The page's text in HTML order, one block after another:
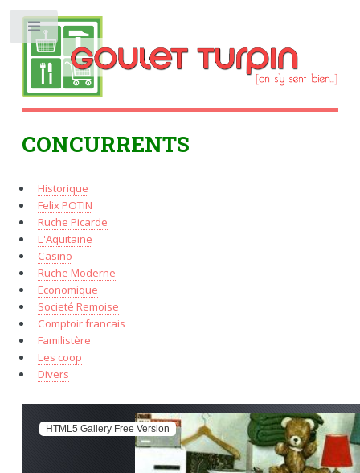
CONCURRENTS
Historique
Felix POTIN
Ruche Picarde
L'Aquitaine
Casino
Ruche Moderne
Economique
Societé Remoise
Comptoir francais
Familistère
Les coop
Divers
HTML5 Gallery Free Version
Toggle